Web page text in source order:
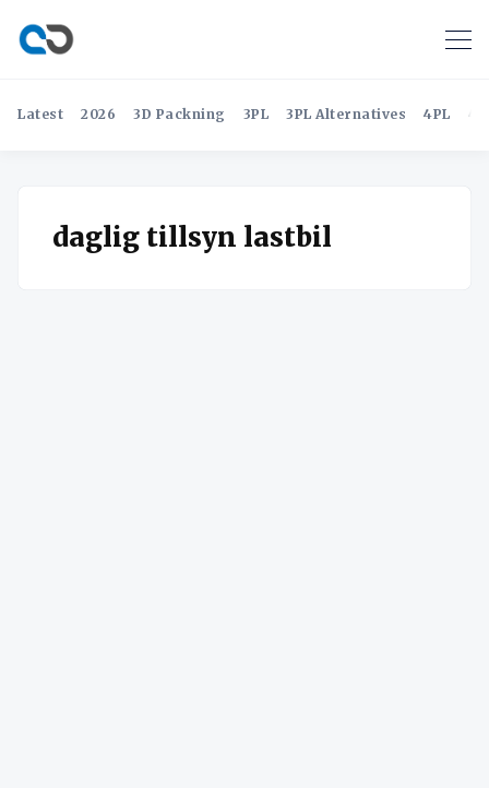
Latest 2026 3D Packning 3PL 3PL Alternatives 4PL
daglig tillsyn lastbil